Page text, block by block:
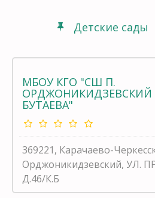
Детские сады
МБОУ КГО "СШ П.
ОРДЖОНИКИДЗЕВСКИЙ
БУТАЕВА"
369221, Карачаево-
Орджоникидзевский, УЛ.
Д.46/К.Б